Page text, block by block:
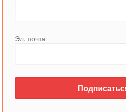
Эл. почта